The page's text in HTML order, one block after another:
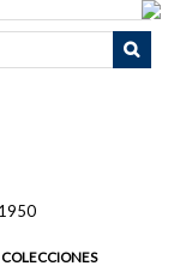
COLECCIONES